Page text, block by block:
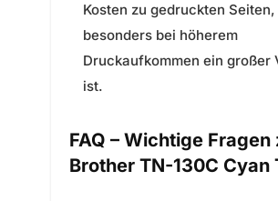
Kosten zu gedruckten
besonders bei höherem
Druckaufkommen ein großer
ist.
FAQ – Wichtige Fragen
Brother TN-130C Cyan